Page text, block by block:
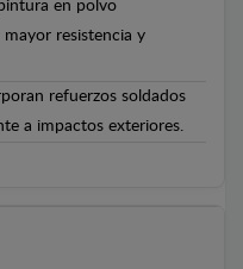
en polvo
resistencia y
refuerzos soldados
a impactos exteriores.